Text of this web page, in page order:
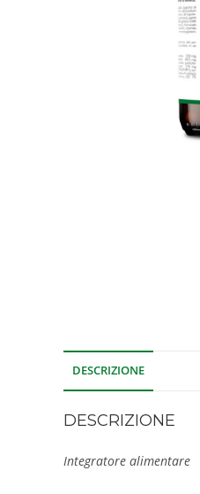
DESCRIZIONE
DESCRIZIONE
Integratore alimentare